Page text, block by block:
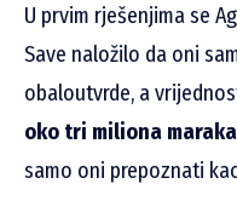
U prvim rješenjima se
Save naložilo da oni
obaloutvrde, a
oko tri miliona maraka
samo oni prepoznati